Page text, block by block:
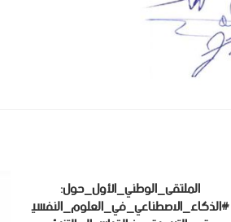
الملتقى_الوطني_الأول_حول:
#الذكاء_الاصطناعي_في_العلوم_النفسي